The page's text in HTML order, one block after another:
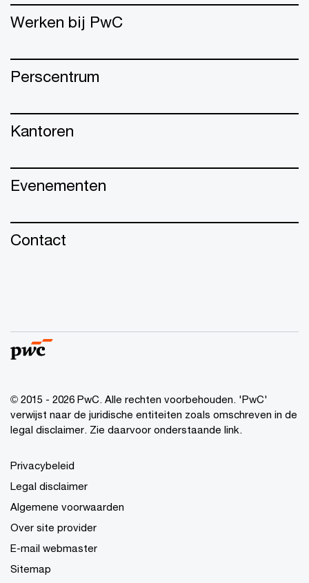
Werken bij PwC
Perscentrum
Kantoren
Evenementen
Contact
© 2015 - 2026 PwC. Alle rechten voorbehouden. 'PwC'
verwijst naar de juridische entiteiten zoals omschreven in de
legal disclaimer. Zie daarvoor onderstaande link.
Privacybeleid
Legal disclaimer
Algemene voorwaarden
Over site provider
E-mail webmaster
Sitemap